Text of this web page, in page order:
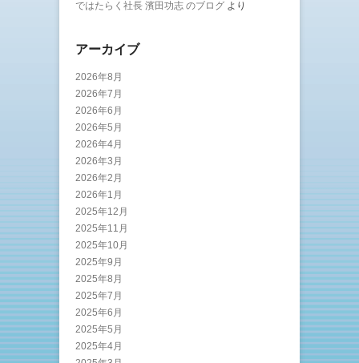
ではたらく社長 濱田功志 のブログ より
アーカイブ
2026年8月
2026年7月
2026年6月
2026年5月
2026年4月
2026年3月
2026年2月
2026年1月
2025年12月
2025年11月
2025年10月
2025年9月
2025年8月
2025年7月
2025年6月
2025年5月
2025年4月